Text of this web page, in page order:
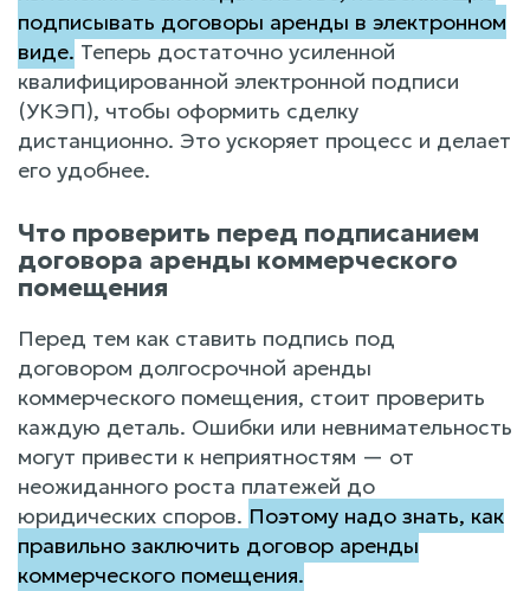
подписывать договоры аренды в электронном
виде. Теперь достаточно усиленной
квалифицированной электронной подписи
(УКЭП), чтобы оформить сделку
дистанционно. Это ускоряет процесс и делает
его удобнее.
Что проверить перед подписанием
договора аренды коммерческого
помещения
Перед тем как ставить подпись под
договором долгосрочной аренды
коммерческого помещения, стоит проверить
каждую деталь. Ошибки или невнимательность
могут привести к неприятностям — от
неожиданного роста платежей до
юридических споров. Поэтому надо знать, как
правильно заключить договор аренды
коммерческого помещения.